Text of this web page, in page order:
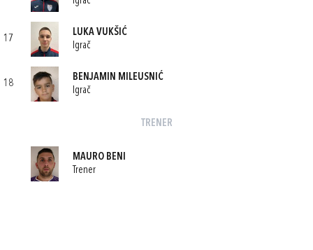
17
LUKA VUKŠIĆ
Igrač
18
BENJAMIN MILEUSNIĆ
Igrač
TRENER
MAURO BENI
Trener